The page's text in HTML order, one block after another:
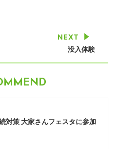
NEXT
没入体験
対策 大家さんフェスタに参加